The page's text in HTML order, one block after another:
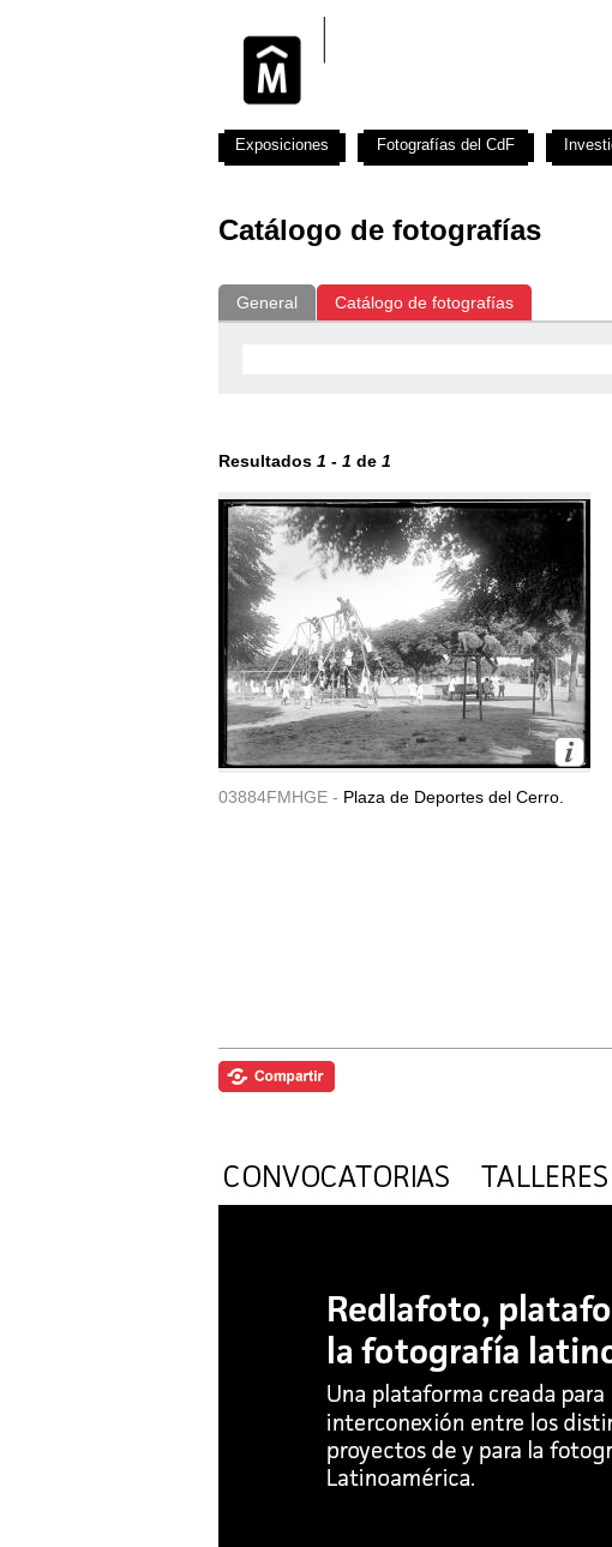
Catálogo de fotografías
General Catálogo de fotografías
Resultados 1 - 1 de 1
03884FMHGE - Plaza de Deportes del Cerro.
Exposiciones Fotografías del CdF